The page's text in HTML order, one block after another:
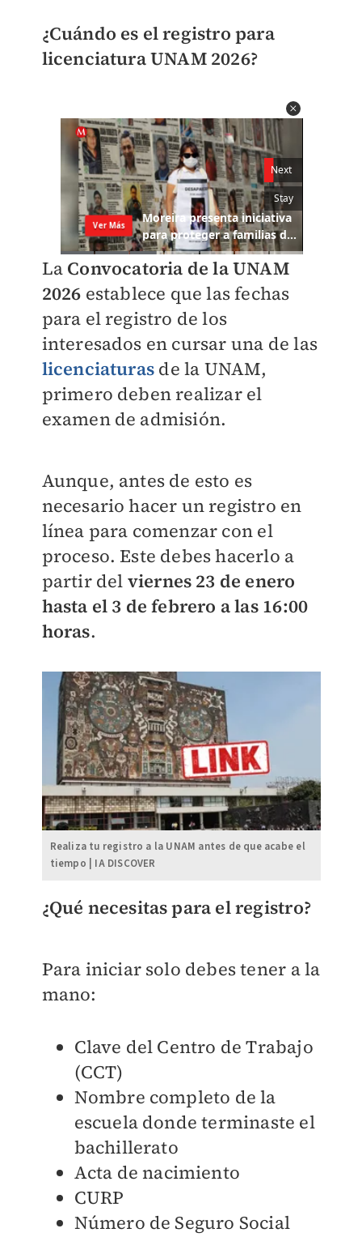
¿Cuándo es el registro para
licenciatura UNAM 2026?
La Convocatoria de la UNAM
2026 establece que las fechas
para el registro de los
interesados en cursar una de las
licenciaturas de la UNAM,
primero deben realizar el
examen de admisión.
Aunque, antes de esto es
necesario hacer un registro en
línea para comenzar con el
proceso. Este debes hacerlo a
partir del viernes 23 de enero
hasta el 3 de febrero a las 16:00
horas.
Realiza tu registro a la UNAM antes de que acabe el
tiempo | IA DISCOVER
¿Qué necesitas para el registro?
Para iniciar solo debes tener a la
mano:
Clave del Centro de Trabajo
(CCT)
Nombre completo de la
escuela donde terminaste el
bachillerato
Acta de nacimiento
CURP
Número de Seguro Social